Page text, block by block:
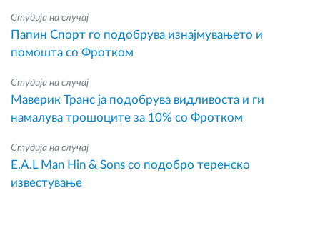
Студија на случај
Папин Спорт го подобрува изнајмувањето и
помошта со Фротком
Студија на случај
Маверик Транс ја подобрува видливоста и ги
намалува трошоците за 10% со Фротком
Студија на случај
E.A.L Man Hin & Sons со подобро теренско
известување